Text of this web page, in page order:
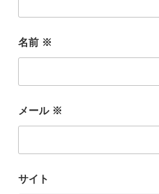
名前 ※
メール ※
サイト